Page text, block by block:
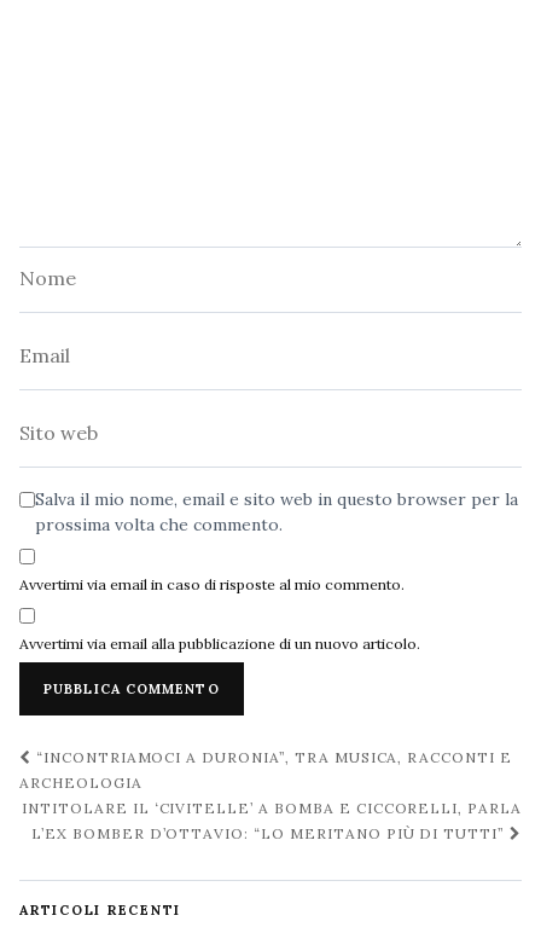
Salva il mio nome, email e sito web in questo browser per la
prossima volta che commento.
Avvertimi via email in caso di risposte al mio commento.
Avvertimi via email alla pubblicazione di un nuovo articolo.
Navigazione
post
“INCONTRIAMOCI A DURONIA”, TRA MUSICA, RACCONTI E
ARCHEOLOGIA
INTITOLARE IL ‘CIVITELLE’ A BOMBA E CICCORELLI, PARLA
L’EX BOMBER D’OTTAVIO: “LO MERITANO PIÙ DI TUTTI”
ARTICOLI RECENTI